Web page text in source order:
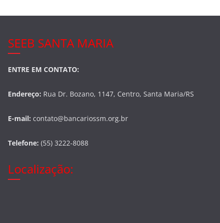
SEEB SANTA MARIA
ENTRE EM CONTATO:
Endereço: Rua Dr. Bozano, 1147, Centro, Santa Maria/RS
E-mail: contato@bancariossm.org.br
Telefone: (55) 3222-8088
Localização: